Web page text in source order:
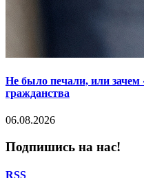
Не было печали, или зачем
гражданства
06.08.2026
Подпишись на нас!
RSS